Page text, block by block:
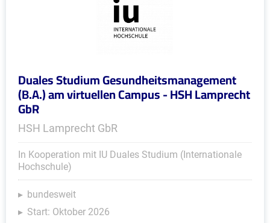
Duales Studium Gesundheitsmanagement
(B.A.) am virtuellen Campus - HSH Lamprecht
GbR
HSH Lamprecht GbR
In Kooperation mit IU Duales Studium (Internationale
Hochschule)
bundesweit
Start: Oktober 2026